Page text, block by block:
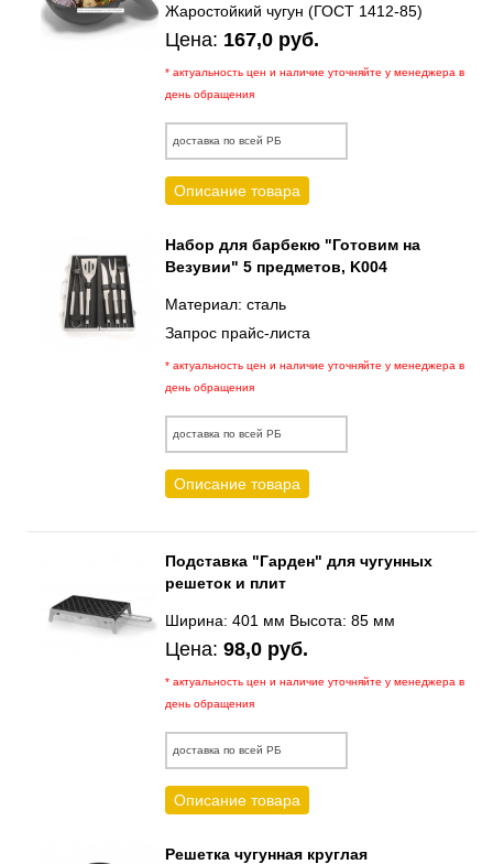
Жаростойкий чугун (ГОСТ 1412-85)
Цена: 167,0 руб.
* актуальность цен и наличие уточняйте у менеджера в
день обращения
доставка по всей РБ
Описание товара
Набор для барбекю "Готовим на
Везувии" 5 предметов, K004
Материал: сталь
Запрос прайс-листа
* актуальность цен и наличие уточняйте у менеджера в
день обращения
доставка по всей РБ
Описание товара
Подставка "Гарден" для чугунных
решеток и плит
Ширина: 401 мм Высота: 85 мм
Цена: 98,0 руб.
* актуальность цен и наличие уточняйте у менеджера в
день обращения
доставка по всей РБ
Описание товара
Решетка чугунная круглая